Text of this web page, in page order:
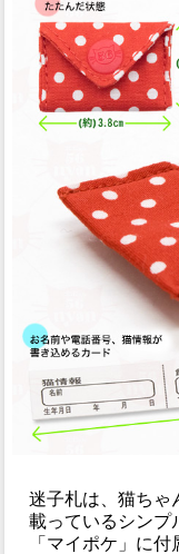
迷子札は、猫ちゃ
載っているシンプ
「マイポケ」に